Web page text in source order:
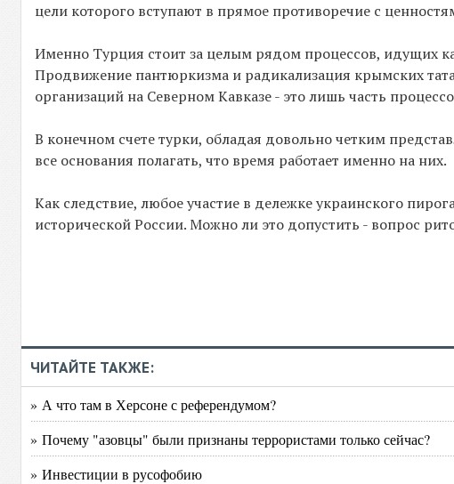
цели которого вступают в прямое противоречие с
Именно Турция стоит за целым рядом процессов, идущих
Продвижение пантюркизма и радикализация крымских
организаций на Северном Кавказе - это лишь часть
В конечном счете турки, обладая довольно четким
все основания полагать, что время работает именно на них.
Как следствие, любое участие в дележке украинского
исторической России. Можно ли это допустить - вопрос
ЧИТАЙТЕ ТАКЖЕ:
» А что там в Херсоне с референдумом?
» Почему "азовцы" были признаны террористами только сейчас?
» Инвестиции в русофобию